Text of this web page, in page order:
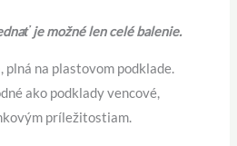
je možné len celé balenie.
plná na plastovom podklade.
ako podklady vencové,
príležitostiam.